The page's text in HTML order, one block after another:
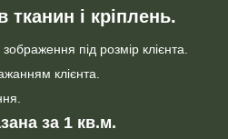
тканин і кріплень.
під розмір клієнта.
клієнта.
за 1 кв.м.